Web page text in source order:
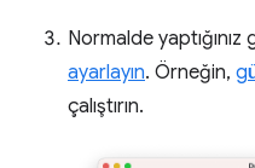
Normalde yaptığınız
ayarlayın. Örneğin,
çalıştırın.